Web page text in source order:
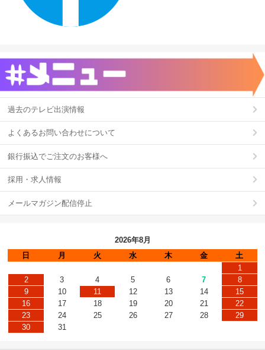
過去のテレビ出演情報
よくあるお問い合わせについて
銀行振込でご注文のお客様へ
採用・求人情報
メールマガジン配信停止
2026年8月
日
月 火 水 木 金
土
1
2
3 4 5 6 7
8
9
10 11 12 13 14
15
16
17 18 19 20 21
22
23
24 25 26 27 28
29
30
31